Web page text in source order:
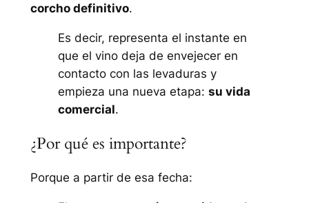
corcho definitivo.
Es decir, representa el instante en
que el vino deja de envejecer en
contacto con las levaduras y
empieza una nueva etapa: su vida
comercial.
¿Por qué es importante?
Porque a partir de esa fecha: